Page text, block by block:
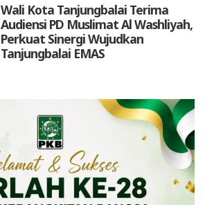
Wali Kota Tanjungbalai Terima
Audiensi PD Muslimat Al Washliyah,
Perkuat Sinergi Wujudkan
Tanjungbalai EMAS